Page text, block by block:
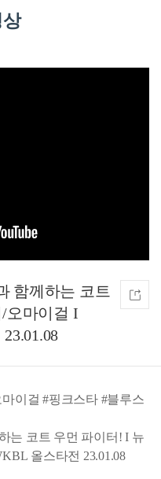
함께하는 코트
오마이걸 I
이걸 #핑크스타 #블루스
는 코트 우먼 파이터! I 뉴
올스타전 23.01.08